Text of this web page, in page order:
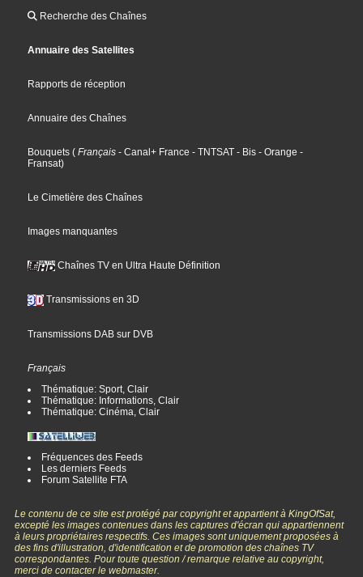
Recherche des Chaînes
Annuaire des Satellites
Rapports de réception
Annuaire des Chaînes
Bouquets ( Français - Canal+ France - TNTSAT - Bis - Orange -
Fransat)
Le Cimetière des Chaînes
Images manquantes
Chaînes TV en Ultra Haute Définition
Transmissions en 3D
Transmissions DAB sur DVB
Français
Thématique: Sport, Clair
Thématique: Informations, Clair
Thématique: Cinéma, Clair
Fréquences des Feeds
Les derniers Feeds
Forum Satellite FTA
Le contenu de ce site est protégé par copyright et appartient à KingOfSat,
excepté les images contenues dans les captures d'écran qui appartiennent
à leurs propriétaires respectifs. Ces images sont uniquement proposées à
des fins d'illustration, d'identification et de promotion des chaînes TV
correspondantes. Pour toute question / remarque relative au copyright,
merci de contacter le webmaster.